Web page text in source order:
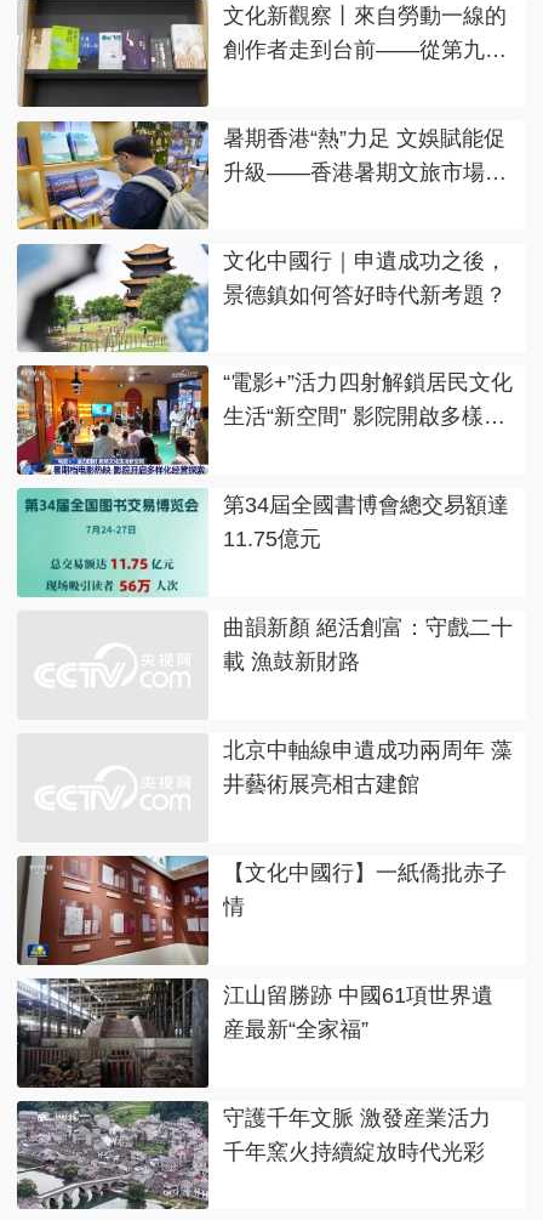
文化新觀察丨來自勞動一線的
創作者走到台前——從第九屆
暑期香港“熱”力足 文娛賦能促
升級——香港暑期文旅市場觀
文化中國行｜申遺成功之後，
景德鎮如何答好時代新考題？
“電影+”活力四射解鎖居民文化
生活“新空間” 影院開啟多樣化
第34屆全國書博會總交易額達
11.75億元
曲韻新顏 絕活創富：守戲二十
載 漁鼓新財路
北京中軸線申遺成功兩周年 藻
井藝術展亮相古建館
【文化中國行】一紙僑批赤子
情
江山留勝跡 中國61項世界遺
産最新“全家福”
守護千年文脈 激發産業活力
千年窯火持續綻放時代光彩